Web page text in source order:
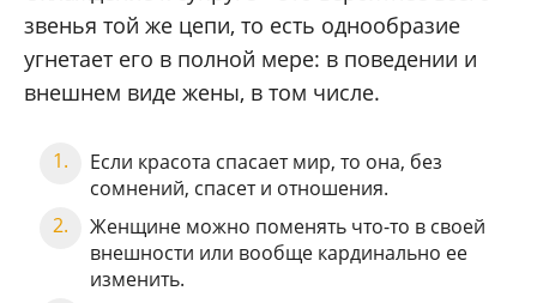
звенья той же цепи, то есть однообразие
угнетает его в полной мере: в поведении и
внешнем виде жены, в том числе.
Если красота спасает мир, то она, без
сомнений, спасет и отношения.
Женщине можно поменять что-то в своей
внешности или вообще кардинально ее
изменить.